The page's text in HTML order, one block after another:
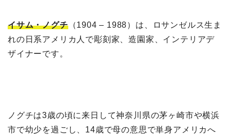
イサム・ノグチ（1904 – 1988）は、ロサンゼルス生ま
れの日系アメリカ人で彫刻家、造園家、インテリアデ
ザイナーです。
ノグチは3歳の頃に来日して神奈川県の茅ヶ崎市や横浜
市で幼少を過ごし、14歳で母の意思で単身アメリカへ